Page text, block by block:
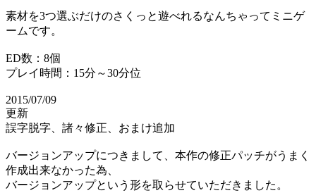
素材を3つ選ぶだけのさくっと遊べれるなんちゃってミニゲ
ームです。
ED数：8個
プレイ時間：15分～30分位
2015/07/09
更新
誤字脱字、諸々修正、おまけ追加
バージョンアップにつきまして、本作の修正パッチがうまく
作成出来なかった為、
バージョンアップという形を取らせていただきました。